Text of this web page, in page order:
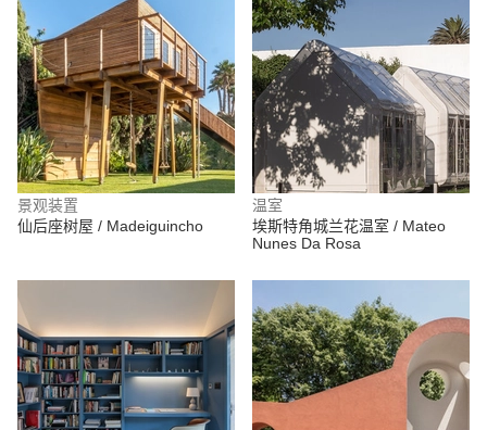
景观装置
仙后座树屋 / Madeiguincho
温室
埃斯特角城兰花温室 / Mateo
Nunes Da Rosa